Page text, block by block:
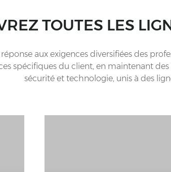
TOUTES LES
aux exigences diversifiées des
spécifiques du client, en maintenant
sécurité et technologie, unis à des